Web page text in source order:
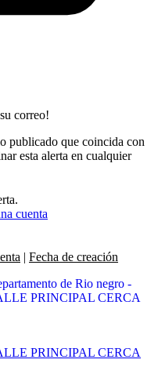
correo!
publicado que coincida con
esta alerta en cualquier
cuenta
| Fecha de creación
PRINCIPAL CERCA